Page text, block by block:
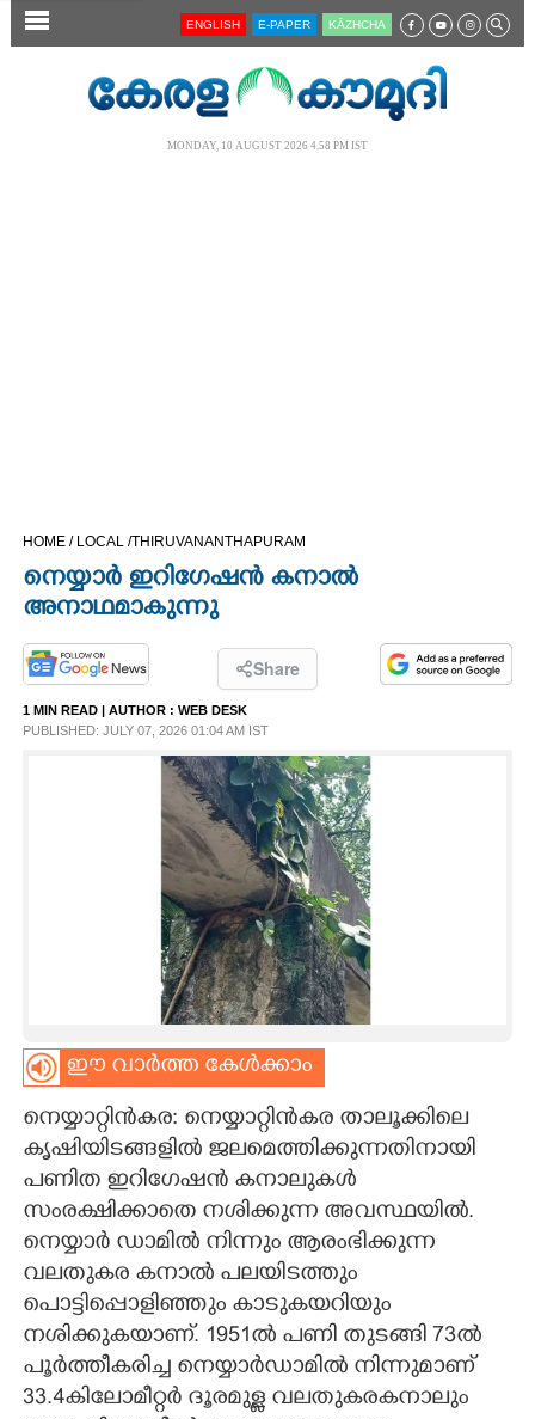
SECTIONS
CARTOONS
LITERATURE
ZOOM
CONTACT US
ENGLISH E-PAPER KĀZHCHA
MONDAY, 10 AUGUST 2026 4.58 PM IST
HOME / LOCAL /THIRUVANANTHAPURAM
നെയ്യാർ ഇറിഗേഷൻ കനാൽ
അനാഥമാകുന്നു
Share
1 MIN READ | AUTHOR : WEB DESK
PUBLISHED: JULY 07, 2026 01:04 AM IST
ഈ വാർത്ത കേൾക്കാം
നെയ്യാറ്റിൻകര: നെയ്യാറ്റിൻകര താലൂക്കിലെ
കൃഷിയിടങ്ങളിൽ ജലമെത്തിക്കുന്നതിനായി
പണിത ഇറിഗേഷൻ കനാലുകൾ
സംരക്ഷിക്കാതെ നശിക്കുന്ന അവസ്ഥയിൽ.
നെയ്യാർ ഡാമിൽ നിന്നും ആരംഭിക്കുന്ന
വലതുകര കനാൽ പലയിടത്തും
പൊട്ടിപ്പൊളിഞ്ഞും കാടുകയറിയും
നശിക്കുകയാണ്. 1951ൽ പണി തുടങ്ങി 73ൽ
പൂർത്തീകരിച്ച നെയ്യാർഡാമിൽ നിന്നുമാണ്
33.4കിലോമീറ്റർ ദൂരമുള്ള വലതുകരകനാലും